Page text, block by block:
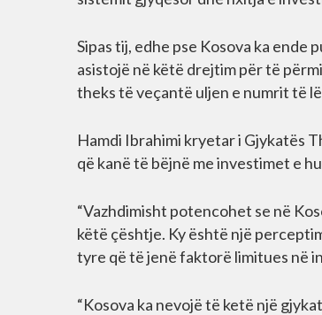
Sipas tij, edhe pse Kosova ka ende
asistojë në këtë drejtim për të
theks të veçantë uljen e numrit të
Hamdi Ibrahimi kryetar i Gjykatës
që kanë të bëjnë me investimet e
“Vazhdimisht potencohet se në
këtë çështje. Ky është një
tyre që të jenë faktorë limitues në
“Kosova ka nevojë të ketë një